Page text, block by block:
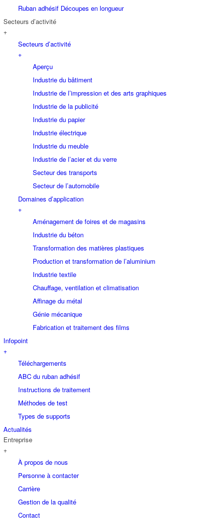
Ruban adhésif Découpes en longueur
Secteurs d’activité
+
Secteurs d’activité
+
Aperçu
Industrie du bâtiment
Industrie de l’impression et des arts graphiques
Industrie de la publicité
Industrie du papier
Industrie électrique
Industrie du meuble
Industrie de l’acier et du verre
Secteur des transports
Secteur de l’automobile
Domaines d’application
+
Aménagement de foires et de magasins
Industrie du béton
Transformation des matières plastiques
Production et transformation de l’aluminium
Industrie textile
Chauffage, ventilation et climatisation
Affinage du métal
Génie mécanique
Fabrication et traitement des films
Infopoint
+
Téléchargements
ABC du ruban adhésif
Instructions de traitement
Méthodes de test
Types de supports
Actualités
Entreprise
+
À propos de nous
Personne à contacter
Carrière
Gestion de la qualité
Contact